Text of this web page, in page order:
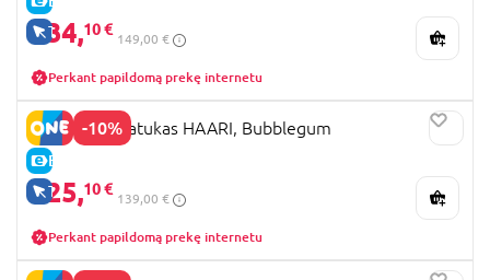
TIK INTERNETU
134,10 €
149,00 €
Perkant papildomą prekę internetu
-10%
E-KAINA
TIK INTERNETU
LIONELO triratukas HAARI, Bubblegum
125,10 €
139,00 €
Perkant papildomą prekę internetu